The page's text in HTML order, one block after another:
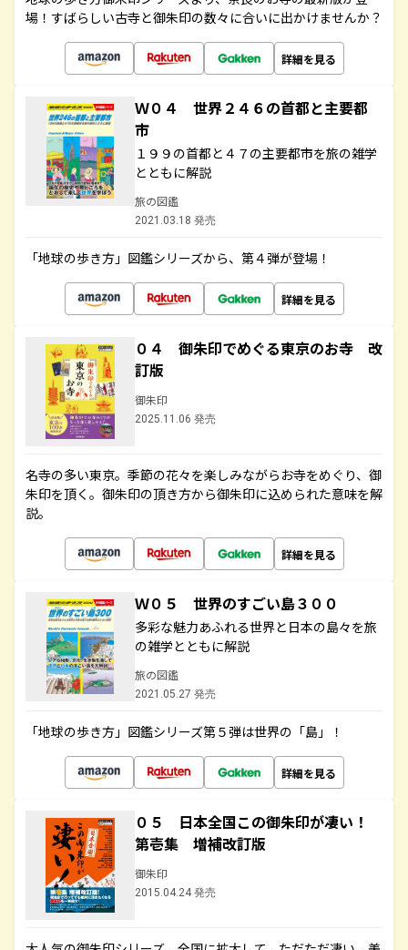
場！すばらしい古寺と御朱印の数々に合いに出かけませんか？
詳細を見る
Ｗ０４ 世界２４６の首都と主要都
市
１９９の首都と４７の主要都市を旅の雑学
とともに解説
旅の図鑑
2021.03.18 発売
「地球の歩き方」図鑑シリーズから、第４弾が登場！
詳細を見る
０４ 御朱印でめぐる東京のお寺 改
訂版
御朱印
2025.11.06 発売
名寺の多い東京。季節の花々を楽しみながらお寺をめぐり、御
朱印を頂く。御朱印の頂き方から御朱印に込められた意味を解
説。
詳細を見る
Ｗ０５ 世界のすごい島３００
多彩な魅力あふれる世界と日本の島々を旅
の雑学とともに解説
旅の図鑑
2021.05.27 発売
「地球の歩き方」図鑑シリーズ第５弾は世界の「島」！
詳細を見る
０５ 日本全国この御朱印が凄い！
第壱集 増補改訂版
御朱印
2015.04.24 発売